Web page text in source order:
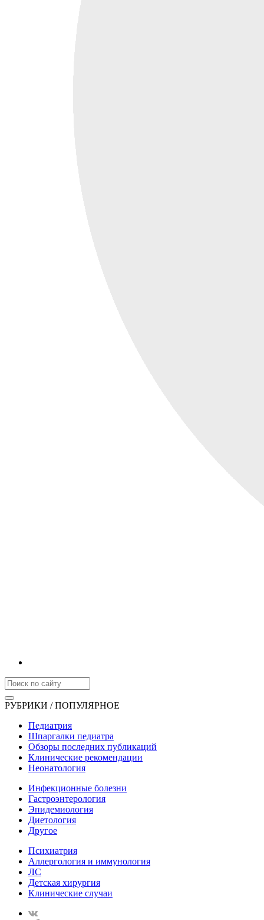
РУБРИКИ / ПОПУЛЯРНОЕ
Педиатрия
Шпаргалки педиатра
Обзоры последних публикаций
Клинические рекомендации
Неонатология
Инфекционные болезни
Гастроэнтерология
Эпидемиология
Диетология
Другое
Психиатрия
Аллергология и иммунология
ЛС
Детская хирургия
Клинические случаи